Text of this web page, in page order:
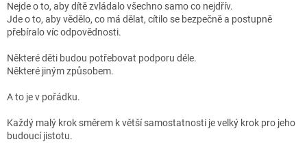
Nejde o to, aby dítě zvládalo všechno samo co nejdřív.
Jde o to, aby vědělo, co má dělat, cítilo se bezpečně a postupně
přebíralo víc odpovědnosti.
Některé děti budou potřebovat podporu déle.
Některé jiným způsobem.
A to je v pořádku.
Každý malý krok směrem k větší samostatnosti je velký krok pro jeho
budoucí jistotu.